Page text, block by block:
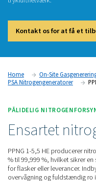
PPNG
PPNG 1-5,5 HE er
være dens lille fodaftryk
trykluftnetværk.
Kontakt os for at